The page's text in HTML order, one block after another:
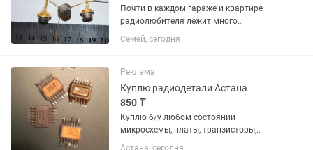
Почти в каждом гараже и квартире
радиолюбителя лежит много
неприметного на первый взгляд хлама,
но это не так.В наше время это стоит
было много заводов по...
Семей, сегодня
Реклама
Куплю радиодетали Астана
850 ₸
Куплю б/у любом состоянии
микросхемы, платы, транзисторы,
разъемы,реле, контакты от пускателей
Астана, сегодня